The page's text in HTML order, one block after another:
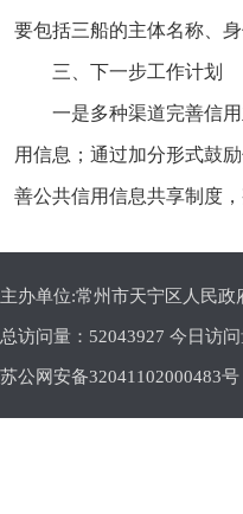
要包括三船的主体名称、
三、下一步工作计划
一是多种渠道完善信
用信息；通过加分形式鼓
善公共信用信息共享制度
主办单位:常州市天宁区人民政
总访问量： 52043927 今日访问
苏公网安备32041102000483